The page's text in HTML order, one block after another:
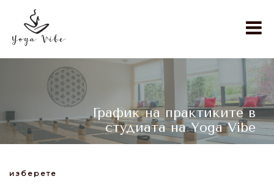
График на практиките в
студиата на Yoga Vibe
изберете